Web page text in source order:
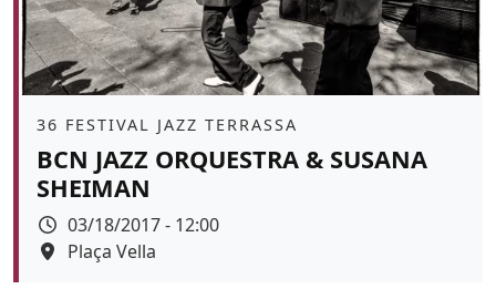
Àmbit
36 FESTIVAL JAZZ TERRASSA
BCN JAZZ ORQUESTRA & SUSANA
SHEIMAN
Data
03/18/2017 - 12:00
Espai
Plaça Vella